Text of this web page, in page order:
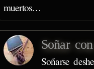
muertos…
Soñar
Soñarse